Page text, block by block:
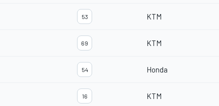
53 KTM
69 KTM
54 Honda
16 KTM